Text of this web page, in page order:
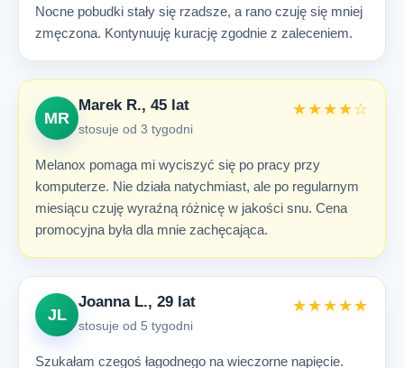
Nocne pobudki stały się rzadsze, a rano czuję się mniej
zmęczona. Kontynuuję kurację zgodnie z zaleceniem.
MR
Marek R., 45 lat
stosuje od 3 tygodni
★★★★☆
Melanox pomaga mi wyciszyć się po pracy przy
komputerze. Nie działa natychmiast, ale po regularnym
miesiącu czuję wyraźną różnicę w jakości snu. Cena
promocyjna była dla mnie zachęcająca.
JL
Joanna L., 29 lat
stosuje od 5 tygodni
★★★★★
Szukałam czegoś łagodnego na wieczorne napięcie.